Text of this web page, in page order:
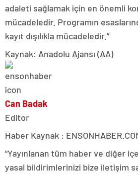
adaleti sağlamak için en önemli
mücadeledir. Programın
kayıt dışılıkla mücadeledir.”
Kaynak: Anadolu Ajansı (AA)
Can Badak
Editor
Haber Kaynak :
“Yayınlanan tüm haber ve diğer
yasal bildirimlerinizi bize iletişim